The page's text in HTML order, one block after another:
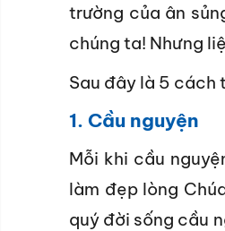
trường của ân
chúng ta! Nhưng
Sau đây là 5 cách
1. Cầu nguyện
Mỗi khi cầu
làm đẹp lòng
quý đời sống cầu